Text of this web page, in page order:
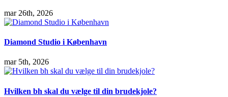
mar 26th, 2026
Diamond Studio i København
mar 5th, 2026
Hvilken bh skal du vælge til din brudekjole?